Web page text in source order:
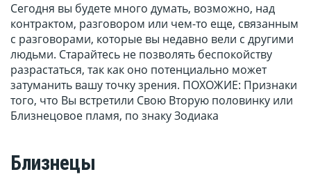
Сегодня вы будете много думать, возможно, над
контрактом, разговором или чем-то еще, связанным
с разговорами, которые вы недавно вели с другими
людьми. Старайтесь не позволять беспокойству
разрастаться, так как оно потенциально может
затуманить вашу точку зрения. ПОХОЖИЕ: Признаки
того, что Вы встретили Свою Вторую половинку или
Близнецовое пламя, по знаку Зодиака
Близнецы